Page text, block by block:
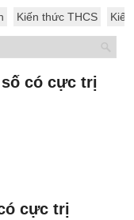
Kiến thức THCS
có cực trị
cực trị